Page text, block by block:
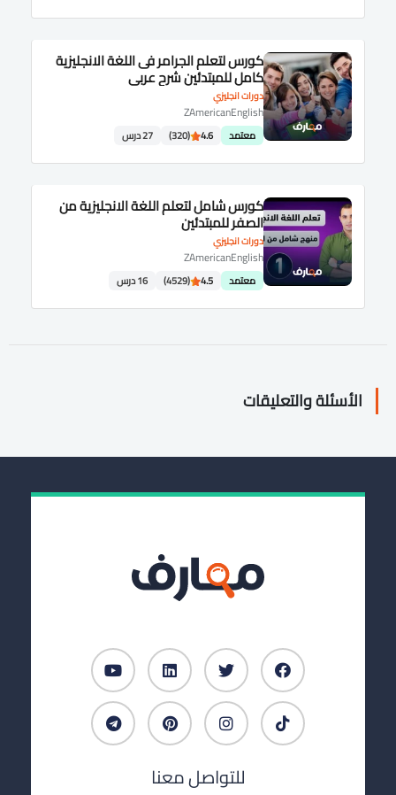
دورات انجليزي
كورس لتعلم الجرامر فى اللغة الانجليزية
كامل للمبتدئين شرح عربى
ZAmericanEnglish
معتمد 4.6
(320) 27 درس
دورات انجليزي
كورس شامل لتعلم اللغة الانجليزية من
الصفر للمبتدئين
ZAmericanEnglish
معتمد 4.5
(4529) 16 درس
الأسئلة والتعليقات
للتواصل معنا